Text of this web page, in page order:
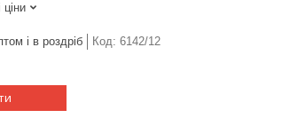
ціни
і в роздріб Код: 6142/12